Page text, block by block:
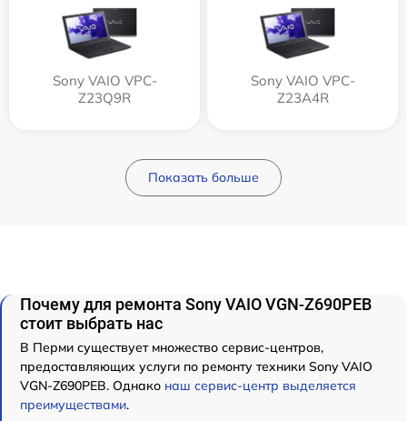
Sony VAIO VPC-
Z23Q9R
Sony VAIO VPC-
Z23A4R
Показать больше
Почему для ремонта Sony VAIO VGN-Z690PEB
стоит выбрать нас
В Перми существует множество сервис-центров,
предоставляющих услуги по ремонту техники Sony VAIO
VGN-Z690PEB. Однако наш сервис-центр выделяется
преимуществами.